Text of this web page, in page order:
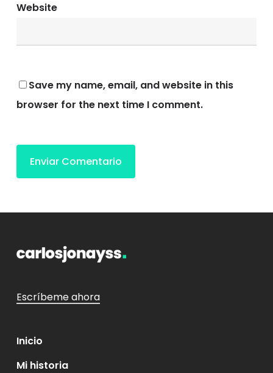
Website
Save my name, email, and website in this
browser for the next time I comment.
Escríbeme ahora
Inicio
Mi historia